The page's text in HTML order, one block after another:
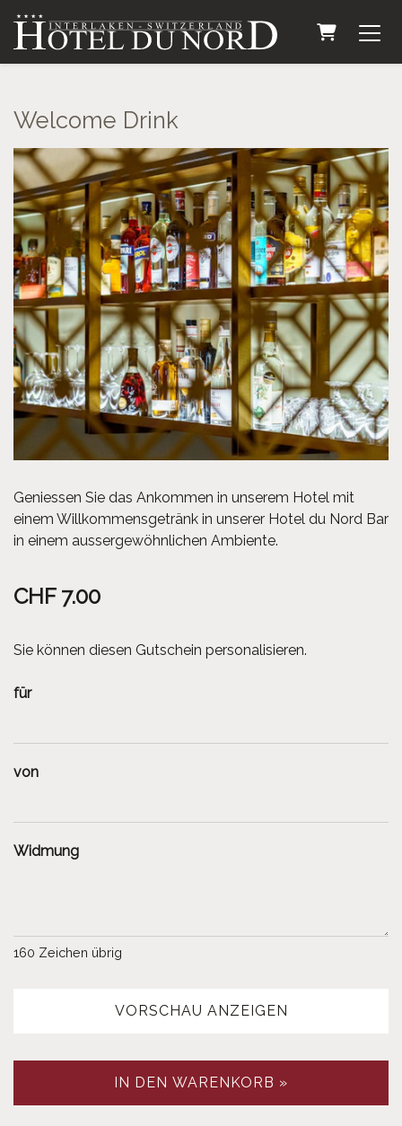
Welcome Drink
Geniessen Sie das Ankommen in unserem Hotel mit
einem Willkommensgetränk in unserer Hotel du Nord Bar
in einem aussergewöhnlichen Ambiente.
CHF 7.00
Sie können diesen Gutschein personalisieren.
für
von
Widmung
160 Zeichen übrig
VORSCHAU ANZEIGEN
IN DEN WARENKORB »